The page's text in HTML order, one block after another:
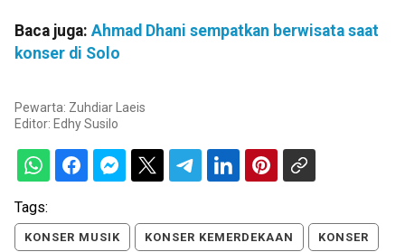
Baca juga: Ahmad Dhani sempatkan berwisata saat
konser di Solo
Pewarta: Zuhdiar Laeis
Editor: Edhy Susilo
Tags:
KONSER MUSIK KONSER KEMERDEKAAN KONSER